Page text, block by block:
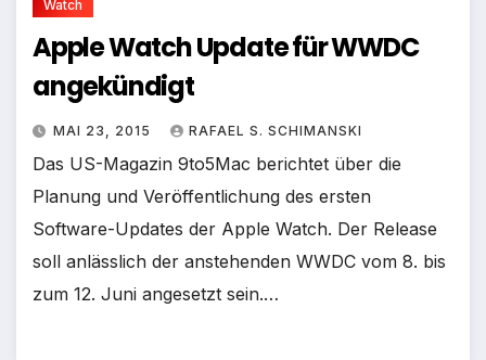
Watch
Apple Watch Update für WWDC
angekündigt
MAI 23, 2015 RAFAEL S. SCHIMANSKI
Das US-Magazin 9to5Mac berichtet über die
Planung und Veröffentlichung des ersten
Software-Updates der Apple Watch. Der Release
soll anlässlich der anstehenden WWDC vom 8. bis
zum 12. Juni angesetzt sein.…